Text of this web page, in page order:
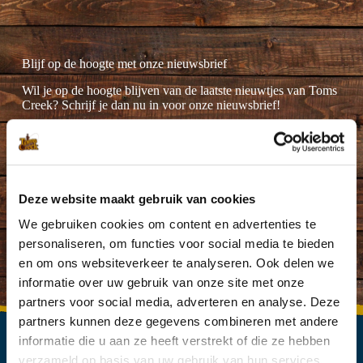
Deze website maakt gebruik van cookies
We gebruiken cookies om content en advertenties te
personaliseren, om functies voor social media te bieden
en om ons websiteverkeer te analyseren. Ook delen we
informatie over uw gebruik van onze site met onze
partners voor social media, adverteren en analyse. Deze
partners kunnen deze gegevens combineren met andere
informatie die u aan ze heeft verstrekt of die ze hebben
Blijf op de hoogte met onze nieuwsbrief
Wil je op de hoogte blijven van de laatste nieuwtjes van Toms
Creek? Schrijf je dan nu in voor onze nieuwsbrief!
Ik ga akkoord met deprivacyverklaring.(Vereist)